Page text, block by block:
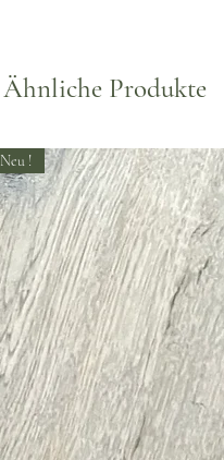
Ähnliche Produkte
Neu !